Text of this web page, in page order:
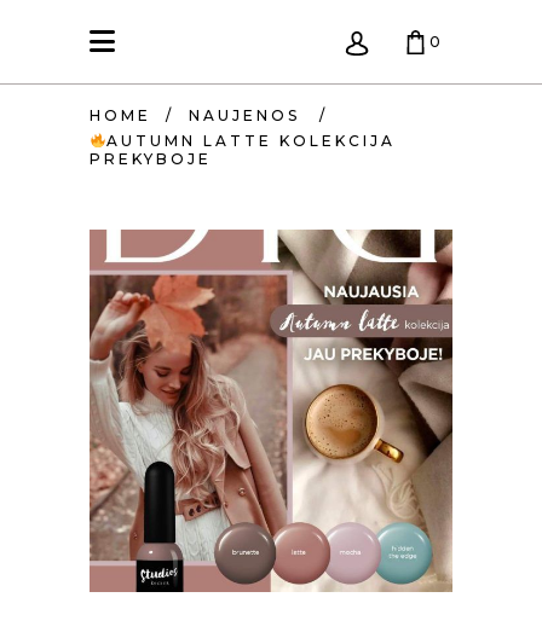
0
KREPŠELIS TUŠČIAS.
HOME / NAUJENOS
/
AUTUMN LATTE KOLEKCIJA
PREKYBOJE